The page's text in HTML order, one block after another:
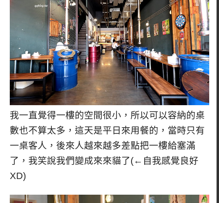
我一直覺得一樓的空間很小，所以可以容納的桌
數也不算太多，這天是平日來用餐的，當時只有
一桌客人，後來人越來越多差點把一樓給塞滿
了，我笑說我們變成來來貓了(←自我感覺良好
XD)